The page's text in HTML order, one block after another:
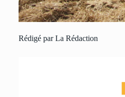
Rédigé par La Rédaction